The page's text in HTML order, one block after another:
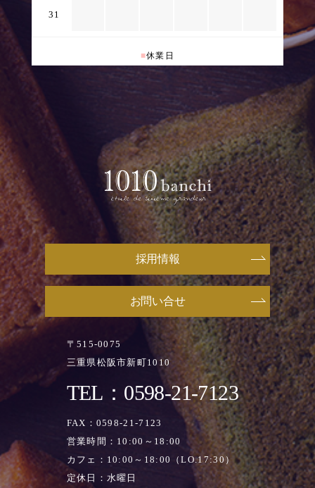
31
■休業日
〒515-0075
三重県松阪市新町1010
TEL：0598-21-7123
FAX：0598-21-7123
営業時間：10:00～18:00
カフェ：10:00～18:00（LO.17:30）
定休日：水曜日
お問い合せ
採用情報